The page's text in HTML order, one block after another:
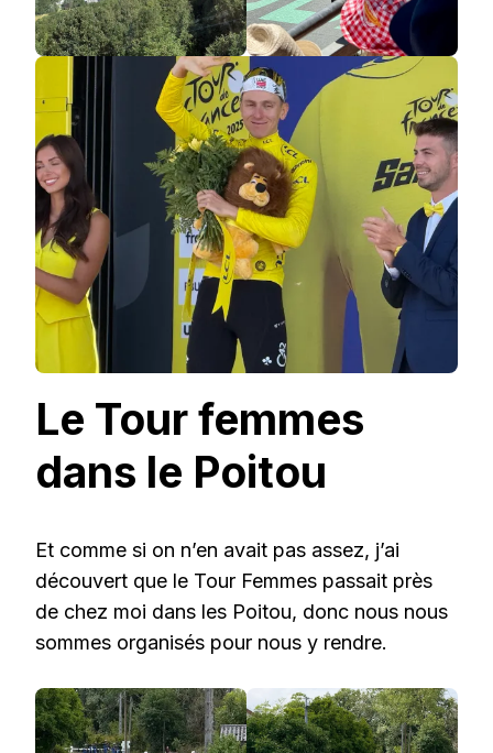
Le Tour femmes
dans le Poitou
Et comme si on n’en avait pas assez, j’ai
découvert que le Tour Femmes passait près
de chez moi dans les Poitou, donc nous nous
sommes organisés pour nous y rendre.